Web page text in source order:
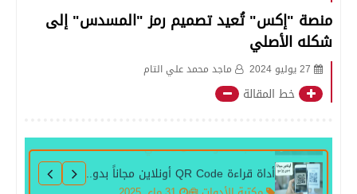
منصة "إكس" تُعيد تصميم رمز "المسدس" إلى
شكله الأصلي
27 يوليو 2024 ماجد محمد علي التام
خط المقالة
أداة قراءة QR Code أونلاين مجاناً بدون برامج
مكتبة الأدوات 🧰 31 ماي 2025